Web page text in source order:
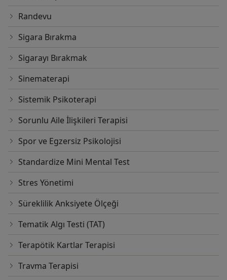
Randevu
Sigara Bırakma
Sigarayı Bırakmak
Sinematerapi
Sistemik Psikoterapi
Sorunlu Aile İlişkileri Terapisi
Spor ve Egzersiz Psikolojisi
Standardize Mini Mental Test
Stres Yönetimi
Süreklilik Anksiyete Ölçeği
Tematik Algı Testi (TAT)
Terapötik Kartlar Terapisi
Travma Terapisi